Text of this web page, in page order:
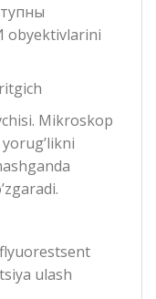
obyektivlarini
Mikroskop
ulash